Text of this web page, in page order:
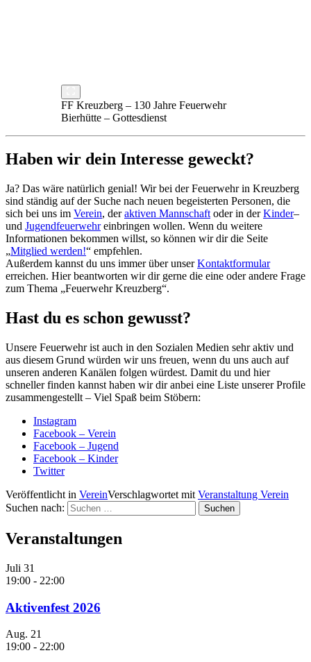
FF Kreuzberg – 130 Jahre Feuerwehr
Bierhütte – Gottesdienst
Haben wir dein Interesse geweckt?
Ja? Das wäre natürlich genial! Wir bei der Feuerwehr in Kreuzberg
sind ständig auf der Suche nach neuen begeisterten Personen, die
sich bei uns im Verein, deraktiven Mannschaft oder in derKinder–
und Jugendfeuerwehreinbringen wollen. Wenn du weitere
Informationen bekommen willst, so können wir dir die Seite
„Mitglied werden!“ empfehlen.
Außerdem kannst du uns immer über unserKontaktformular
erreichen. Hier beantworten wir dir gerne die eine oder andere Frage
zum Thema „Feuerwehr Kreuzberg“.
Hast du es schon gewusst?
Unsere Feuerwehr ist auch in den Sozialen Medien sehr aktiv und
aus diesem Grund würden wir uns freuen, wenn du uns auch auf
unseren anderen Kanälen folgen würdest. Damit du und hier
schneller finden kannst haben wir dir anbei eine Liste unserer Profile
zusammengestellt – Viel Spaß beim Stöbern:
Instagram
Facebook – Verein
Facebook – Jugend
Facebook – Kinder
Twitter
Veröffentlicht in VereinVerschlagwortet mit Veranstaltung Verein
Suchen nach:
Veranstaltungen
Juli 31
19:00 - 22:00
Aktivenfest 2026
Aug. 21
19:00 - 22:00